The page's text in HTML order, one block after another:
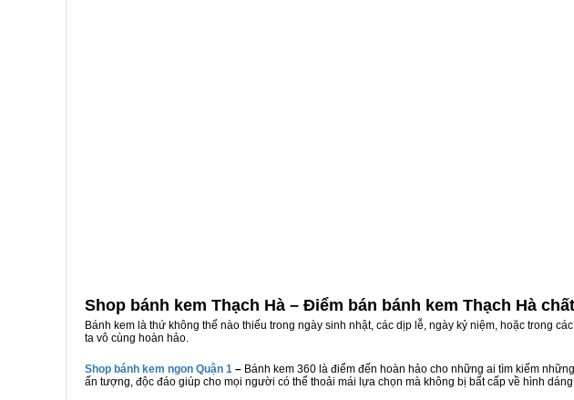
Shop bánh kem Thạch Hà – Điểm bán bánh kem Thạch Hà
Bánh kem là thứ không thể nào thiếu trong ngày sinh nhật, các dịp lễ, ngày kỷ niệm, hoặc trong
ta vô cùng hoàn hảo.
Shop bánh kem ngon Quận 1 – Bánh kem 360 là điểm đến hoàn hảo cho những ai tìm kiếm những
ấn tượng, độc đáo giúp cho mọi người có thể thoải mái lựa chọn mà không bị bất cấp về hình